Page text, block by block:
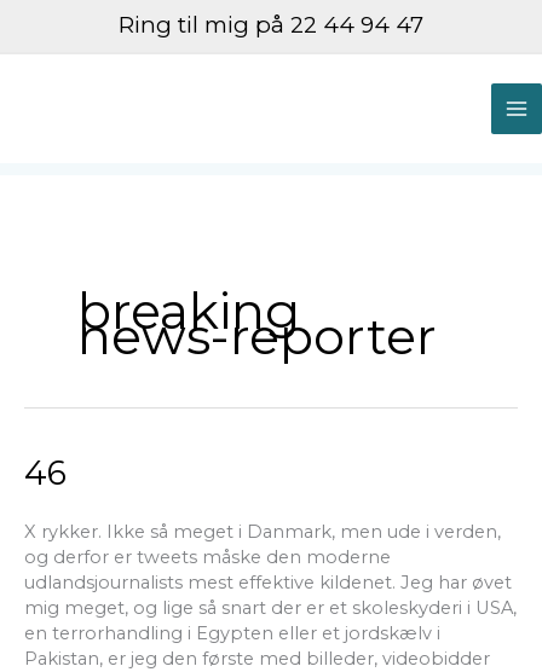
Ring til mig på 22 44 94 47
breaking
news-reporter
46
X rykker. Ikke så meget i Danmark, men ude i verden,
og derfor er tweets måske den moderne
udlandsjournalists mest effektive kildenet. Jeg har øvet
mig meget, og lige så snart der er et skoleskyderi i USA,
en terrorhandling i Egypten eller et jordskælv i
Pakistan, er jeg den første med billeder, videobidder
46